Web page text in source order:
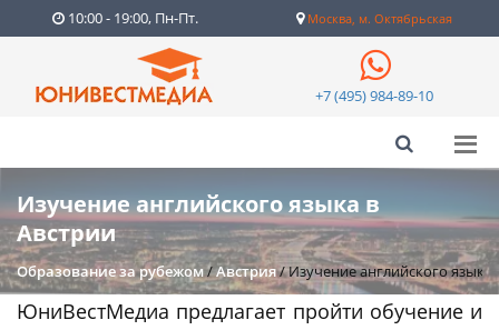
10:00 - 19:00, Пн-Пт. Москва, м. Октябрьская
+7 (495) 984-89-10
Изучение английского языка в
Австрии
Образование за рубежом/Австрия/Изучение английского языка
ЮниВестМедиа предлагает пройти обучение и